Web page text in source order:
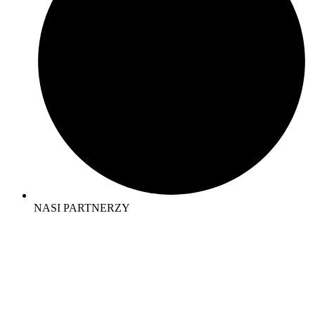
NASI PARTNERZY